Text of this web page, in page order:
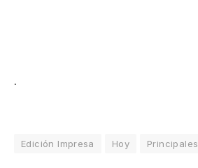
.
Edición Impresa Hoy Principales